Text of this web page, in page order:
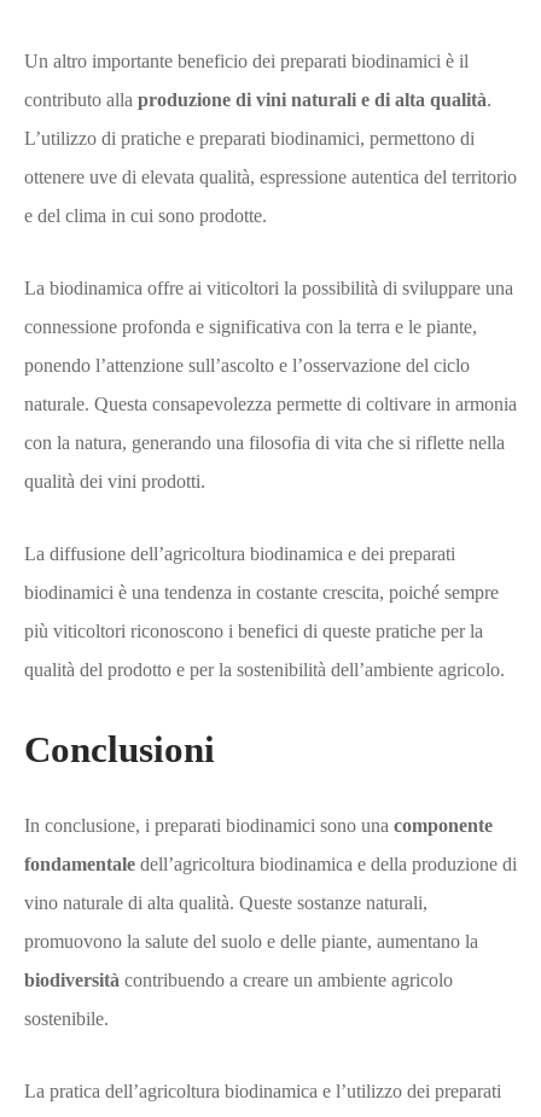
Un altro importante beneficio dei preparati biodinamici è il
contributo alla produzione di vini naturali e di alta qualità.
L’utilizzo di pratiche e preparati biodinamici, permettono di
ottenere uve di elevata qualità, espressione autentica del territorio
e del clima in cui sono prodotte.
La biodinamica offre ai viticoltori la possibilità di sviluppare una
connessione profonda e significativa con la terra e le piante,
ponendo l’attenzione sull’ascolto e l’osservazione del ciclo
naturale. Questa consapevolezza permette di coltivare in armonia
con la natura, generando una filosofia di vita che si riflette nella
qualità dei vini prodotti.
La diffusione dell’agricoltura biodinamica e dei preparati
biodinamici è una tendenza in costante crescita, poiché sempre
più viticoltori riconoscono i benefici di queste pratiche per la
qualità del prodotto e per la sostenibilità dell’ambiente agricolo.
Conclusioni
In conclusione, i preparati biodinamici sono una componente
fondamentale dell’agricoltura biodinamica e della produzione di
vino naturale di alta qualità. Queste sostanze naturali,
promuovono la salute del suolo e delle piante, aumentano la
biodiversità contribuendo a creare un ambiente agricolo
sostenibile.
La pratica dell’agricoltura biodinamica e l’utilizzo dei preparati